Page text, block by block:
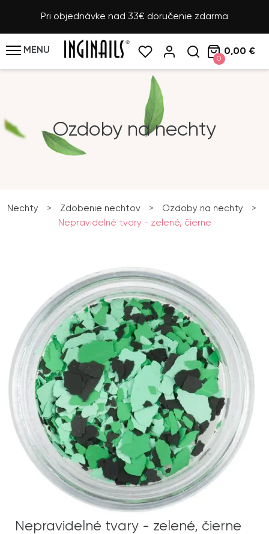
Pri objednávke nad 33€ doručenie zdarma
MENU
0
0,00 €
Ozdoby na nechty
Nechty > Zdobenie nechtov > Ozdoby na nechty
>
Nepravidelné tvary - zelené, čierne
Nepravidelné tvary - zelené, čierne